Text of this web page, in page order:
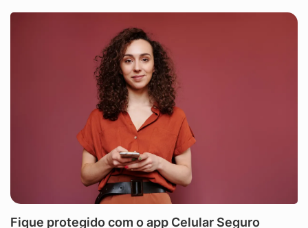
Fique protegido com o app Celular Seguro